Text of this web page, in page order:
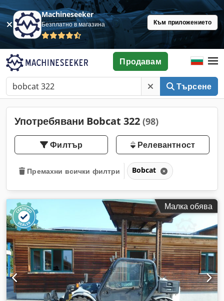
Machineseeker
Безплатно в магазина Към приложението
Търсене
Продавам
Употребявани Bobcat 322 (98)
Филтър Релевантност
Премахни всички филтри Bobcat
Малка обява